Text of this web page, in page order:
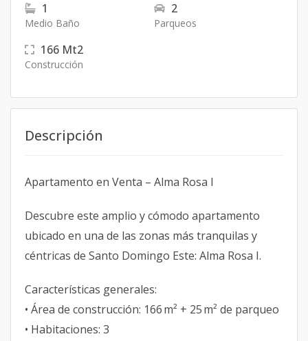
1
Medio Baño
2
Parqueos
166 Mt2
Construcción
Descripción
Apartamento en Venta – Alma Rosa I
Descubre este amplio y cómodo apartamento
ubicado en una de las zonas más tranquilas y
céntricas de Santo Domingo Este: Alma Rosa I.
Características generales:
• Área de construcción: 166 m² + 25 m² de parqueo
• Habitaciones: 3